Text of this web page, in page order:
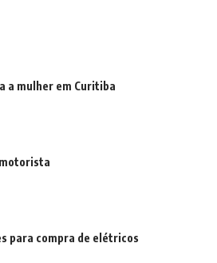
a mulher em Curitiba
para compra de elétricos